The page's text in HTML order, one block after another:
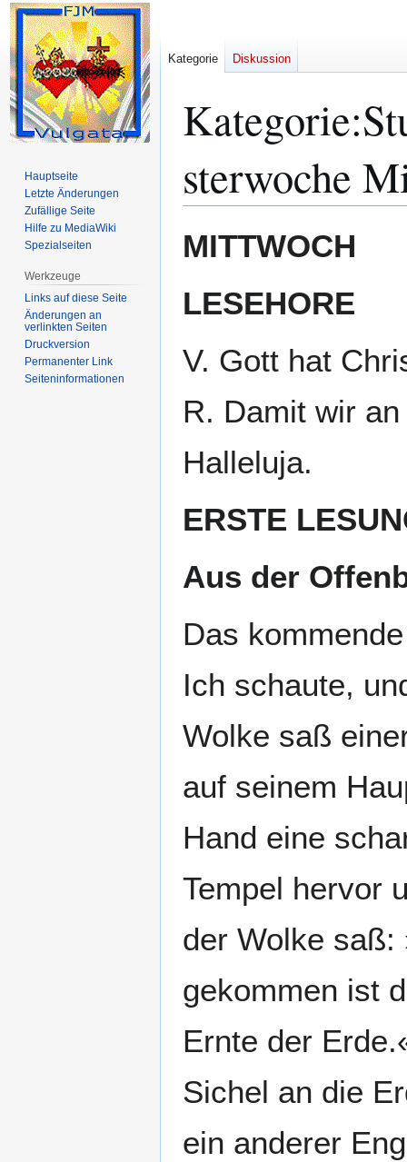
Kategorie:
sterwoche
Navigation
Suche
MITTWOCH
LESEHORE
V. Gott hat
R. Damit wir
Halleluja.
ERSTE
Aus der
Das
Ich schaute,
Wolke saß
auf seinem
Hand eine
Tempel hervor
der Wolke saß:
gekommen ist
Ernte der
Sichel an die
ein anderer
Kategorie Diskussion
Hauptseite
Letzte Änderungen
Zufällige Seite
Hilfe zu MediaWiki
Spezialseiten
Werkzeuge
Links auf diese Seite
Änderungen an
verlinkten Seiten
Druckversion
Permanenter Link
Seiten­­informationen